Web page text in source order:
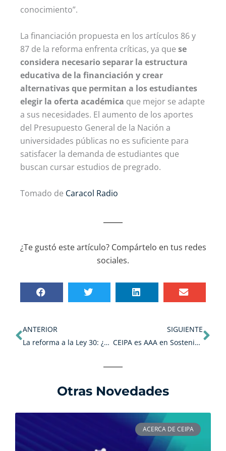
conocimiento”.
La financiación propuesta en los artículos 86 y
87 de la reforma enfrenta críticas, ya que se
considera necesario separar la estructura
educativa de la financiación y crear
alternativas que permitan a los estudiantes
elegir la oferta académica que mejor se adapte
a sus necesidades. El aumento de los aportes
del Presupuesto General de la Nación a
universidades públicas no es suficiente para
satisfacer la demanda de estudiantes que
buscan cursar estudios de pregrado.
Tomado de Caracol Radio
¿Te gustó este artículo? Compártelo en tus redes
sociales.
ANTERIOR
La reforma a la Ley 30: ¿qué mejorará o empeorará en el futuro de la educación superior en Colombia?
SIGUIENTE
CEIPA es AAA en Sostenibilidad.
Otras Novedades
ACERCA DE CEIPA